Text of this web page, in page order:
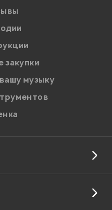
персональных данных в
в отношении обработки
закупки
музыку